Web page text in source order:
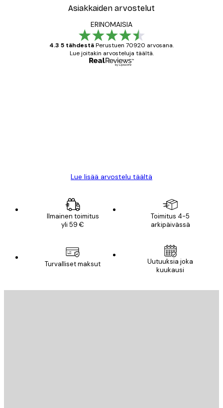
Asiakkaiden arvostelut
ERINOMAISIA
4.3 5 tähdestäPerustuen 70920 arvosana.
Lue joitakin arvosteluja täältä.
Lue lisää arvostelu täältä
Ilmainen toimitus
yli 59 €
Toimitus 4-5
arkipäivässä
Turvalliset maksut
Uutuuksia joka
kuukausi